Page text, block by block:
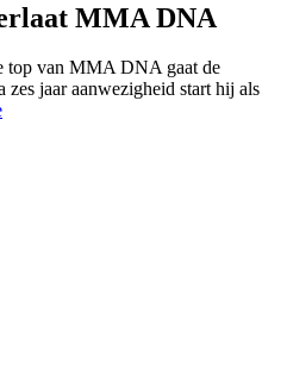
MMA DNA
top van MMA DNA gaat de
zes jaar aanwezigheid start hij als